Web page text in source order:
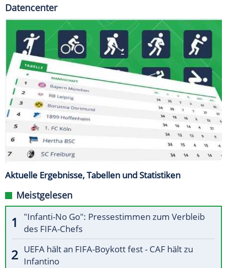
Datencenter
Aktuelle Ergebnisse, Tabellen und Statistiken
Meistgelesen
"Infanti-No Go": Pressestimmen zum Verbleib
des FIFA-Chefs
UEFA hält an FIFA-Boykott fest - CAF hält zu
Infantino